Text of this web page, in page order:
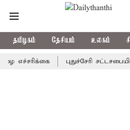
தமிழகம் தேசியம் உலகம்
புதுச்சேரி சட்டசபையில்